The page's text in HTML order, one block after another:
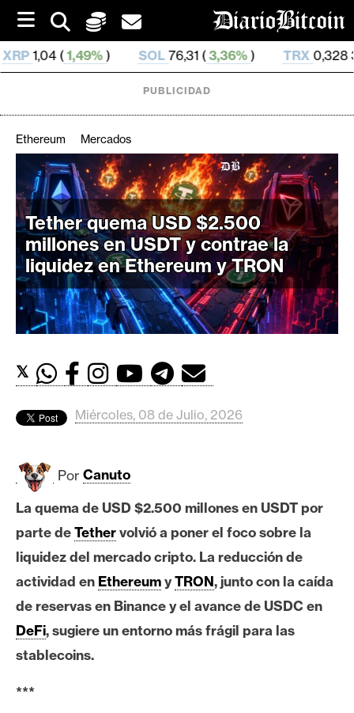
i
p
t
o
SOL 76,31 (3,36%) TRX 0,328 37 ( 0,11%)
C
r
i
p
t
o
M
e
r
a
o
i
t
c
i
n
E
PUBLICIDAD
Ethereum Mercados
Tether quema USD $2.500
millones en USDT y contrae la
liquidez en Ethereum y TRON
𝕏
Miércoles, 08 de Julio, 2026
Por Canuto
La quema de USD $2.500 millones en USDT por
parte deTethervolvió a poner el foco sobre la
liquidez del mercado cripto. La reducción de
actividad en EthereumyTRON, junto con la caída
de reservas en Binance y el avance de USDC en
DeFi, sugiere un entorno más frágil para las
stablecoins.
***